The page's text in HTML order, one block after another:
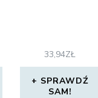
33,94ZŁ
SPRAWDŹ
SAM!